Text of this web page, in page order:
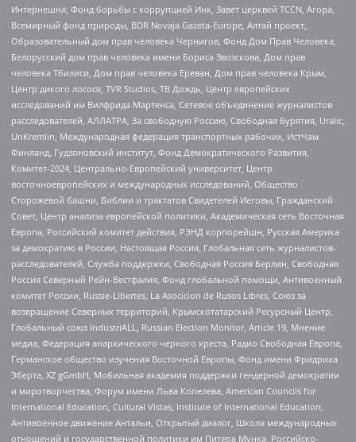
Интернешнл, Фонд борьбы с коррупцией Инк, Завет церквей TCCN, Агора,
Всемирный фонд природы, BDR Novaja Gazeta-Europe, Алтай проект,
Образовательный дом прав человека Чернигов, Фонд Дом Прав Человека,
Белорусский дом прав человека имени Бориса Звозскова, Дом прав
человека Тбилиси, Дом прав человека Ереван, Дом прав человека Крым,
Центр дикого лосося, TVR Studios, ТВ Дождь, Центр европейских
исследований им Вилфрида Мартенса, Сетевое объединение журналистов
расследователей, АЛЛАТРА, За свободную Россию, Свободная Бурятия, Uralic,
UnKremlin, Международная федерация транспортных рабочих, ИстЧам
Финланд, Гудзоновский институт, Фонд Демократического Развития,
Комитет-2024, Центрально-Европейский университет, Центр
восточноевропейских и международных исследований, Общество
Сторожевой башни, Библии и трактатов Свидетелей Иеговы, Гражданский
Совет, Центр анализа европейской политики, Академическая сеть Восточная
Европа, Российский комитет действия, РЭНД корпорейшн, Русская Америка
за демократию в России, Настоящая Россия, Глобальная сеть журналистов-
расследователей, Служба поддержки, Свободная Россия Берлин, Свободная
Россия Северный Рейн-Вестфалия, Фонд глобальной помощи, Антивоенный
комитет России, Russie-Libertes, La Asocicion de Rusos Libres, Союз за
возвращение Северных территорий, Крымскотатарский Ресурсный Центр,
Глобальный союз IndustriALL, Russian Election Monitor, Article 19, Мнение
медиа, Федерация анархического черного креста, Радио Свободная Европа,
Германское общество изучения Восточной Европы, Фонд имени Фридриха
Эберта, XZ gGmbH, Мобильная академия поддержки гендерной демократии
и миротворчества, Форум имени Льва Копелева, American Councils for
International Education, Cultural Vistas, Institute of International Education,
Антивоенное движение Антальи, Открытый диалог, Школа международных
отношений и государственной политики им Питера Мунка, Российско-